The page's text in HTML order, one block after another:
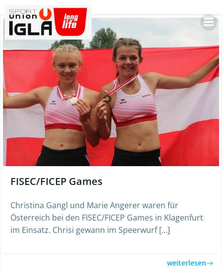
to
content
FISEC/FICEP Games
Christina Gangl und Marie Angerer waren für
Österreich bei den FISEC/FICEP Games in Klagenfurt
im Einsatz. Chrisi gewann im Speerwurf […]
weiterlesen